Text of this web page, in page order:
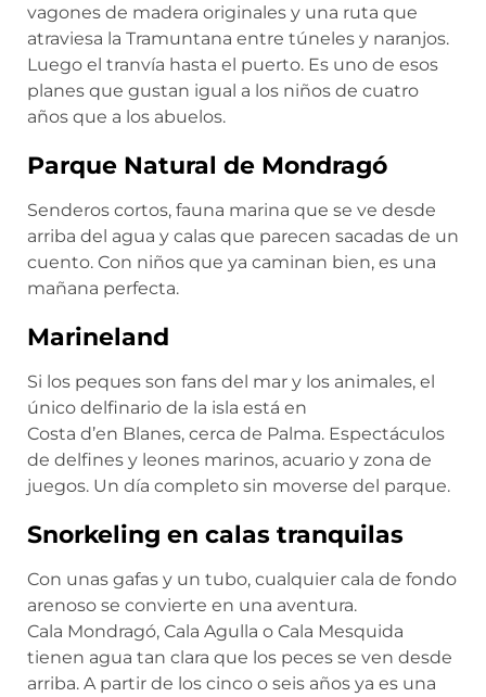
vagones de madera originales y una ruta que
atraviesa la Tramuntana entre túneles y naranjos.
Luego el tranvía hasta el puerto. Es uno de esos
planes que gustan igual a los niños de cuatro
años que a los abuelos.
Parque Natural de Mondragó
Senderos cortos, fauna marina que se ve desde
arriba del agua y calas que parecen sacadas de un
cuento. Con niños que ya caminan bien, es una
mañana perfecta.
Marineland
Si los peques son fans del mar y los animales, el
único delfinario de la isla está en
Costa d’en Blanes, cerca de Palma. Espectáculos
de delfines y leones marinos, acuario y zona de
juegos. Un día completo sin moverse del parque.
Snorkeling en calas tranquilas
Con unas gafas y un tubo, cualquier cala de fondo
arenoso se convierte en una aventura.
Cala Mondragó, Cala Agulla o Cala Mesquida
tienen agua tan clara que los peces se ven desde
arriba. A partir de los cinco o seis años ya es una